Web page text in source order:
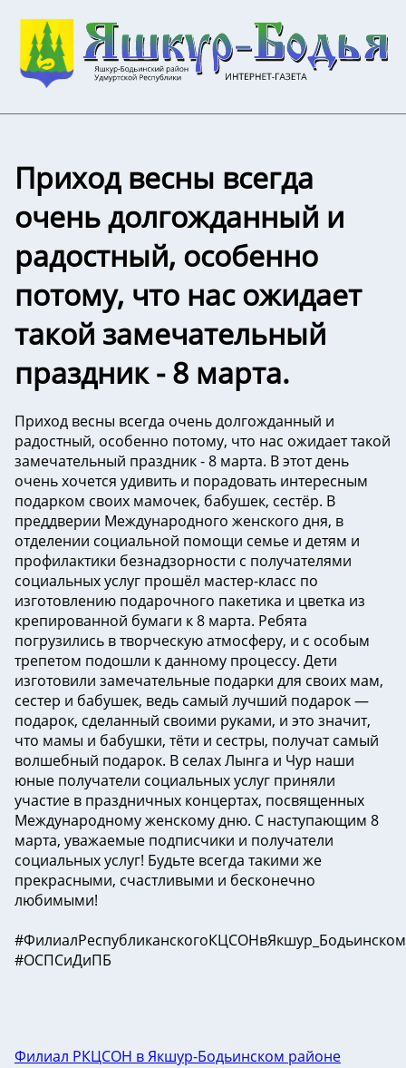
Приход весны всегда
очень долгожданный и
радостный, особенно
потому, что нас ожидает
такой замечательный
праздник - 8 марта.
Приход весны всегда очень долгожданный и
радостный, особенно потому, что нас ожидает такой
замечательный праздник - 8 марта. В этот день
очень хочется удивить и порадовать интересным
подарком своих мамочек, бабушек, сестёр. В
преддверии Международного женского дня, в
отделении социальной помощи семье и детям и
профилактики безнадзорности с получателями
социальных услуг прошёл мастер-класс по
изготовлению подарочного пакетика и цветка из
крепированной бумаги к 8 марта. Ребята
погрузились в творческую атмосферу, и с особым
трепетом подошли к данному процессу. Дети
изготовили замечательные подарки для своих мам,
сестер и бабушек, ведь самый лучший подарок —
подарок, сделанный своими руками, и это значит,
что мамы и бабушки, тёти и сестры, получат самый
волшебный подарок. В селах Лынга и Чур наши
юные получатели социальных услуг приняли
участие в праздничных концертах, посвященных
Международному женскому дню. С наступающим 8
марта, уважаемые подписчики и получатели
социальных услуг! Будьте всегда такими же
прекрасными, счастливыми и бесконечно
любимыми!
#ОСПСиДиПБ
Филиал РКЦСОН в Якшур-Бодьинском районе